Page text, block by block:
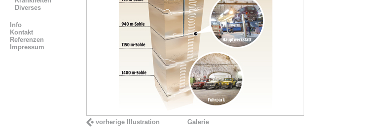
Diverses
Info
Kontakt
Referenzen
Impressum
vorherige Illustration Galerie